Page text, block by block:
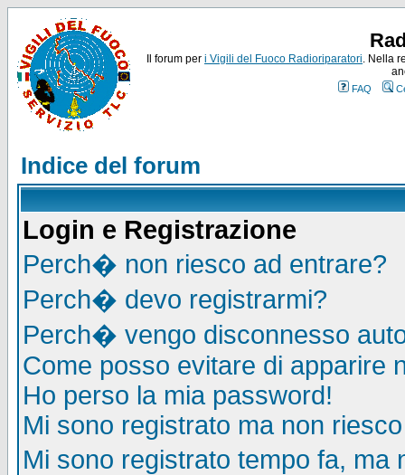
Il forum per i Vigili del Fuoco Radioriparatori. Nella
FAQ
Indice del forum
Login e Registrazione
Perch� non riesco ad entrare?
Perch� devo registrarmi?
Perch� vengo disconnesso
Come posso evitare di apparire
Ho perso la mia password!
Mi sono registrato ma non
Mi sono registrato tempo fa,